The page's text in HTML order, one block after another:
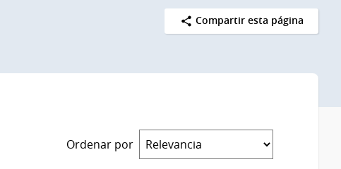
Compartir esta página
Ordenar por